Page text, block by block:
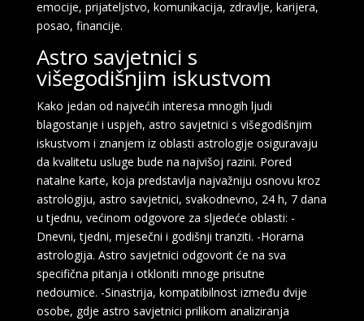
emocije, prijateljstvo, komunikacija, zdravlje, karijera,
posao, financije.
Astro savjetnici s
višegodišnjim iskustvom
Kako jedan od najvećih interesa mnogih ljudi
blagostanje i uspjeh, astro savjetnici s višegodišnjim
iskustvom i znanjem iz oblasti astrologije osiguravaju
da kvalitetu usluge bude na najvišoj razini. Pored
natalne karte, koja predstavlja najvažniju osnovu kroz
astrologiju, astro savjetnici, svakodnevno, 24 h, 7 dana
u tjednu, većinom odgovore za sljedeće oblasti: -
Dnevni, tjedni, mjesečni i godišnji tranziti. -Horarna
astrologija. Astro savjetnici odgovorit će na sva
specifična pitanja i otkloniti mnoge prisutne
nedoumice. -Sinastrija, kompatibilnost između dvije
osobe, gdje astro savjetnici prilikom analiziranja